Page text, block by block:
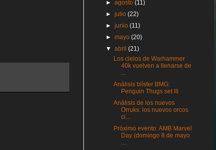
►agosto(11)
►julio(22)
►junio(11)
►mayo(20)
▼abril(21)
Los cielos de Warhammer
40k vuelven a llenarse de
...
Análisis blíster BMG:
Penguin Thugs set III
Análisis de los nuevos
Orruks: los nuevos orcos
ci...
Próximo evento: AMB Marvel
Day (domingo 8 de mayo
...